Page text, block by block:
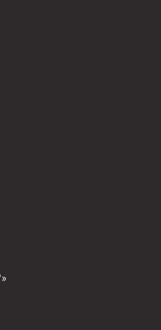
ПЦ
универсальные
и ЦЦ
СТ